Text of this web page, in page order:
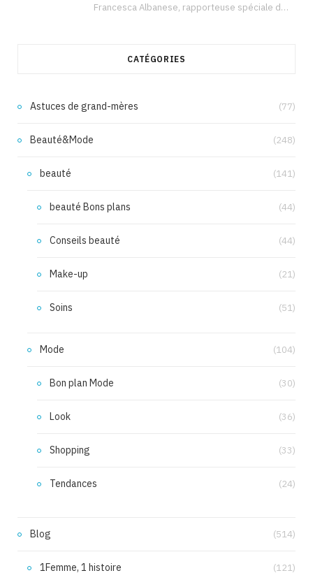
Francesca Albanese, rapporteuse spéciale de l’ONU sur les territoires palestiniens occupés, était à Tunis pour…
CATÉGORIES
Astuces de grand-mères (77)
Beauté&Mode (248)
beauté (141)
beauté Bons plans (44)
Conseils beauté (44)
Make-up (21)
Soins (51)
Mode (104)
Bon plan Mode (30)
Look (36)
Shopping (33)
Tendances (24)
Blog (514)
1Femme, 1 histoire (121)